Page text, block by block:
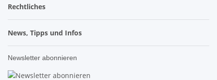
Rechtliches
News, Tipps und Infos
Newsletter abonnieren